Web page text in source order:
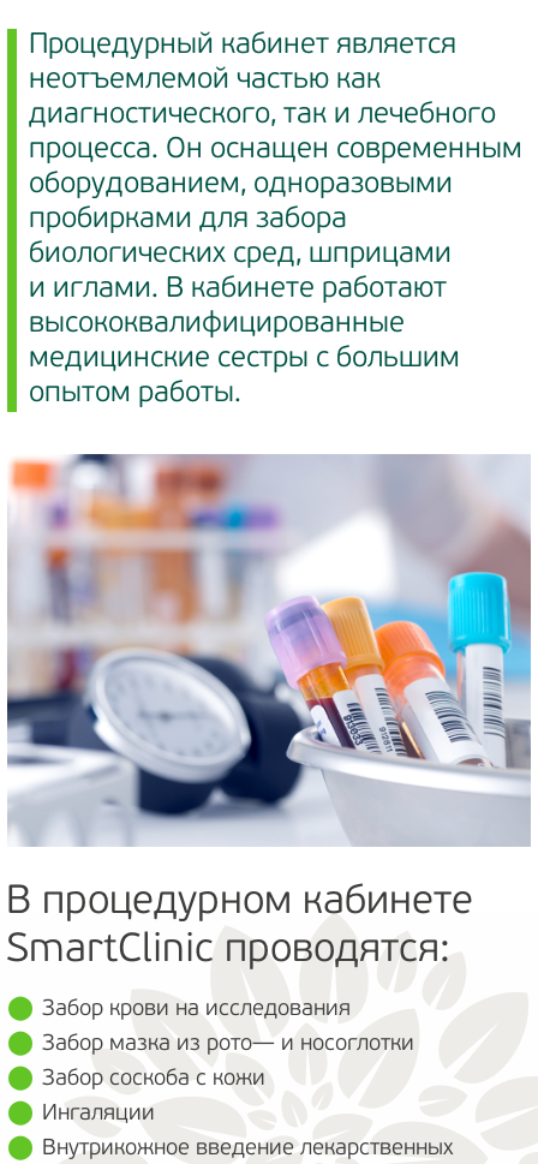
Процедурный кабинет является
неотъемлемой частью как
диагностического, так и лечебного
процесса. Он оснащен современным
оборудованием, одноразовыми
пробирками для забора
биологических сред, шприцами
и иглами. В кабинете работают
высококвалифицированные
медицинские сестры с большим
опытом работы.
В процедурном кабинете
SmartClinic проводятся:
Забор крови на исследования
Забор мазка из рото— и носоглотки
Забор соскоба с кожи
Ингаляции
Внутрикожное введение лекарственных